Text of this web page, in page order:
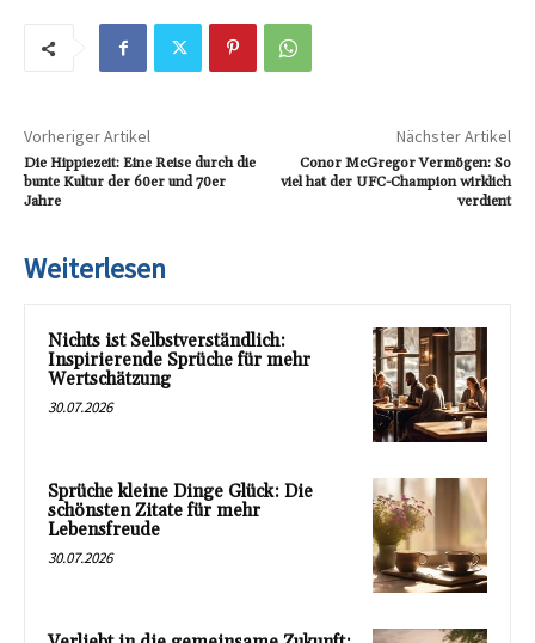
Vorheriger Artikel
Die Hippiezeit: Eine Reise durch die
bunte Kultur der 60er und 70er
Jahre
Nächster Artikel
Conor McGregor Vermögen: So
viel hat der UFC-Champion wirklich
verdient
Weiterlesen
Nichts ist Selbstverständlich:
Inspirierende Sprüche für mehr
Wertschätzung
30.07.2026
Sprüche kleine Dinge Glück: Die
schönsten Zitate für mehr
Lebensfreude
30.07.2026